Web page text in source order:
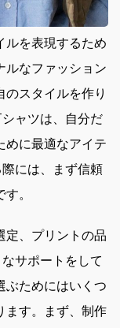
ルを表現するため
ルなファッション
スタイルを作り
ャツは、自分だ
めに最適なアイテ
には、まず信頼
。
定、プリントの品
サポートをして
ぶためにはいくつ
ます。まず、制作